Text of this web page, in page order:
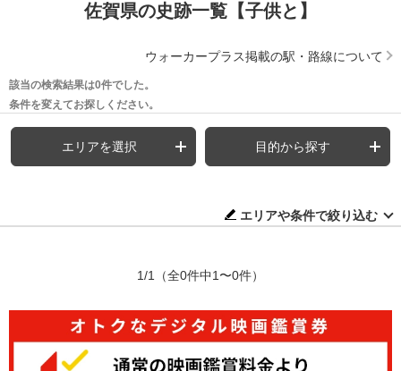
佐賀県の史跡一覧【子供と】
ウォーカープラス掲載の駅・路線について
該当の検索結果は0件でした。
条件を変えてお探しください。
エリアを選択 目的から探す
エリアや条件で絞り込む
1/1 （全0件中1〜0件）